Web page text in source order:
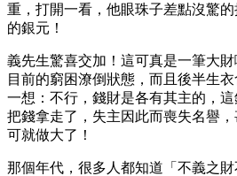
重，打開一看，他眼珠子差點沒驚
的銀元！
義先生驚喜交加！這可真是一筆大
目前的窮困潦倒狀態，而且後半生
一想：不行，錢財是各有其主的，
把錢拿走了，失主因此而喪失名譽
可就做大了！
那個年代，很多人都知道「不義之